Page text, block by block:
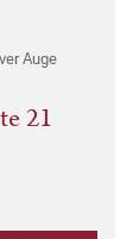
Auge
21